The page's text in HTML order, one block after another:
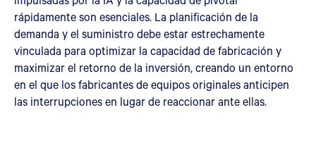
rápidamente son esenciales. La planificación de la
demanda y el suministro debe estar estrechamente
vinculada para optimizar la capacidad de fabricación y
maximizar el retorno de la inversión, creando un entorno
en el que los fabricantes de equipos originales anticipen
las interrupciones en lugar de reaccionar ante ellas.